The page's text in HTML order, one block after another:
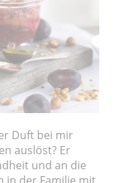
Duft bei mir
auslöst? Er
und an die